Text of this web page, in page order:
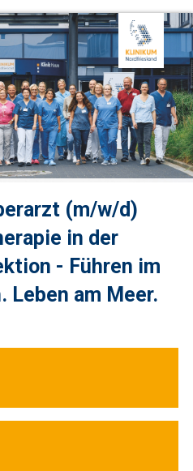
(m/w/d)
in der
- Führen im
Leben am Meer.